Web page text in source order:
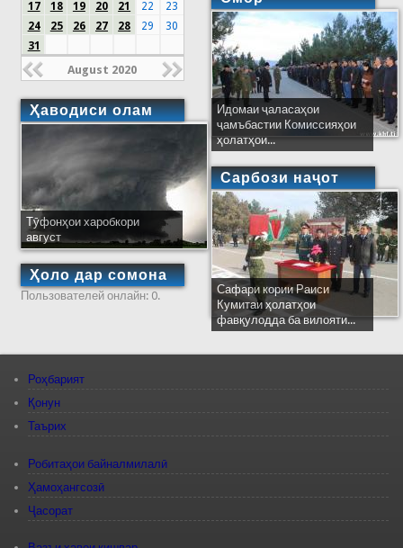
17
18 19 20 21 22
23
24
25 26 27 28 29
30
31
August 2020
Ҳаводиси олам
Тӯфонҳои харобкори
август
Ҳоло дар сомона
Пользователей онлайн: 0.
Идомаи ҷаласаҳои
ҷамъбастии Комиссияҳои
ҳолатҳои...
Сарбози наҷот
Сафари кории Раиси
Кумитаи ҳолатҳои
фавқулодда ба вилояти...
Роҳбарият
Қонун
Таърих
Робитаҳои байналмилалӣ
Ҳамоҳангсозӣ
Ҷасорат